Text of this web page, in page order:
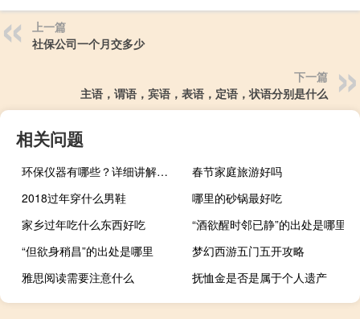
上一篇
社保公司一个月交多少
下一篇
主语，谓语，宾语，表语，定语，状语分别是什么
相关问题
环保仪器有哪些？详细讲解各类环保仪器的使用方法
春节家庭旅游好吗
2018过年穿什么男鞋
哪里的砂锅最好吃
家乡过年吃什么东西好吃
“酒欲醒时邻已静”的出处是哪里
“但欲身稍昌”的出处是哪里
梦幻西游五门五开攻略
雅思阅读需要注意什么
抚恤金是否是属于个人遗产